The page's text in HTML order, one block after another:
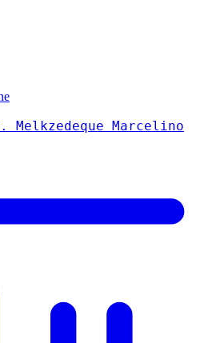
Melkzedeque Marcelino